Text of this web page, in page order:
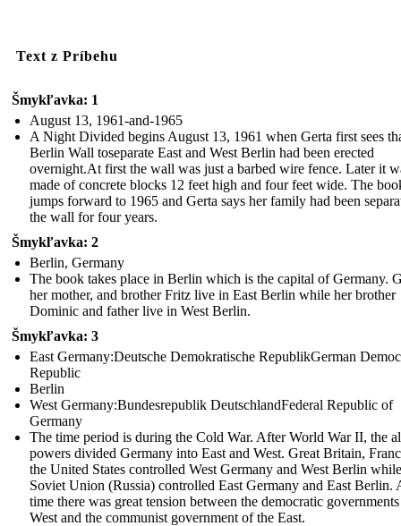
Text z Príbehu
Šmykľavka: 1
August 13, 1961-and-1965
A Night Divided begins August 13, 1961 when Gerta first sees
Berlin Wall toseparate East and West Berlin had been erected
overnight.At first the wall was just a barbed wire fence. Later it
made of concrete blocks 12 feet high and four feet wide. The
jumps forward to 1965 and Gerta says her family had been
the wall for four years.
Šmykľavka: 2
Berlin, Germany
The book takes place in Berlin which is the capital of Germany.
her mother, and brother Fritz live in East Berlin while her brother
Dominic and father live in West Berlin.
Šmykľavka: 3
East Germany:Deutsche Demokratische RepublikGerman
Republic
Berlin
West Germany:Bundesrepublik DeutschlandFederal Republic of
Germany
The time period is during the Cold War. After World War II, the
powers divided Germany into East and West. Great Britain,
the United States controlled West Germany and West Berlin
Soviet Union (Russia) controlled East Germany and East Berlin.
time there was great tension between the democratic
West and the communist government of the East.